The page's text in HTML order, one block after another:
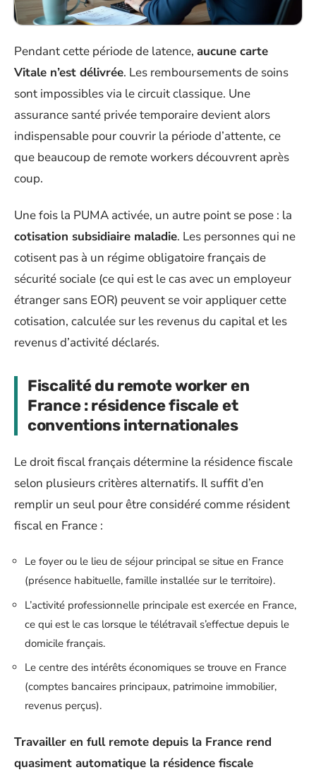
Pendant cette période de latence, aucune carte
Vitale n’est délivrée. Les remboursements de soins
sont impossibles via le circuit classique. Une
assurance santé privée temporaire devient alors
indispensable pour couvrir la période d’attente, ce
que beaucoup de remote workers découvrent après
coup.
Une fois la PUMA activée, un autre point se pose : la
cotisation subsidiaire maladie. Les personnes qui ne
cotisent pas à un régime obligatoire français de
sécurité sociale (ce qui est le cas avec un employeur
étranger sans EOR) peuvent se voir appliquer cette
cotisation, calculée sur les revenus du capital et les
revenus d’activité déclarés.
Fiscalité du remote worker en
France : résidence fiscale et
conventions internationales
Le droit fiscal français détermine la résidence fiscale
selon plusieurs critères alternatifs. Il suffit d’en
remplir un seul pour être considéré comme résident
fiscal en France :
Le foyer ou le lieu de séjour principal se situe en France
(présence habituelle, famille installée sur le territoire).
L’activité professionnelle principale est exercée en France,
ce qui est le cas lorsque le télétravail s’effectue depuis le
domicile français.
Le centre des intérêts économiques se trouve en France
(comptes bancaires principaux, patrimoine immobilier,
revenus perçus).
Travailler en full remote depuis la France rend
quasiment automatique la résidence fiscale